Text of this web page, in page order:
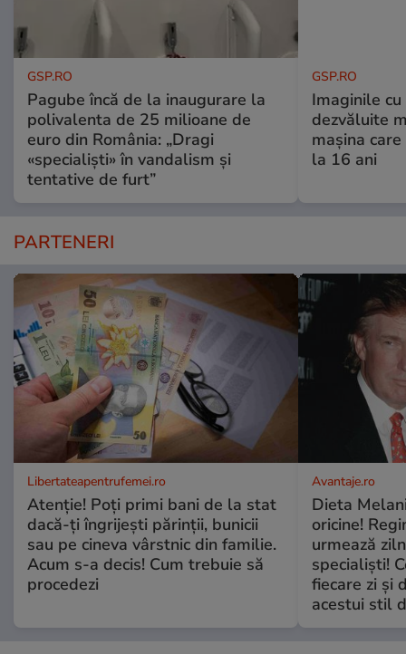
GSP.RO
Pagube încă de la inaugurare la
polivalenta de 25 milioane de
euro din România: „Dragi
«specialiști» în vandalism și
tentative de furt”
GSP.RO
Imaginile
dezvăluite
mașina
la 16 ani
PARTENERI
Libertateapentrufemei.ro
Atenție! Poți primi bani de la stat
dacă-ți îngrijești părinții, bunicii
sau pe cineva vârstnic din familie.
Acum s-a decis! Cum trebuie să
procedezi
Avantaje.ro
Dieta
oricine!
urmează
specialiști!
fiecare zi și
acestui stil